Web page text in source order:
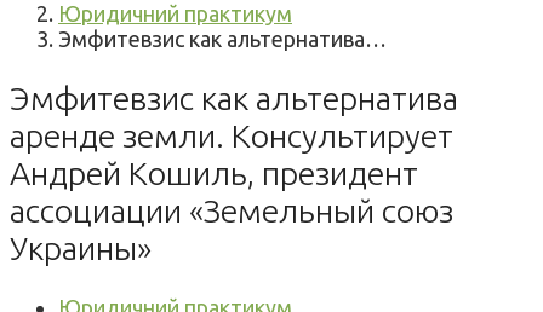
Юридичний практикум
Эмфитевзис как альтернатива…
Эмфитевзис как альтернатива
аренде земли. Консультирует
Андрей Кошиль, президент
ассоциации «Земельный союз
Украины»
Юридичний практикум